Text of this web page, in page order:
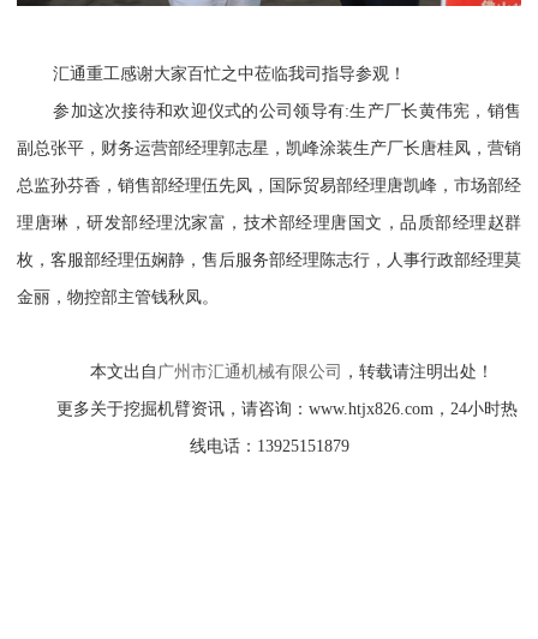
汇通重工感谢大家百忙之中莅临我司指导参观！
参加这次接待和欢迎仪式的公司领导有:生产厂长黄伟宪，销售
副总张平，财务运营部经理郭志星，凯峰涂装生产厂长唐桂凤，营销
总监孙芬香，销售部经理伍先凤，国际贸易部经理唐凯峰，市场部经
理唐琳，研发部经理沈家富，技术部经理唐国文，品质部经理赵群
枚，客服部经理伍娴静，售后服务部经理陈志行，人事行政部经理莫
金丽，物控部主管钱秋凤。
本文出自 广州市汇通机械有限公司 ，转载请注明出处！
更多关于挖掘机臂资讯，请咨询：www.htjx826.com，24小时热
线电话：13925151879